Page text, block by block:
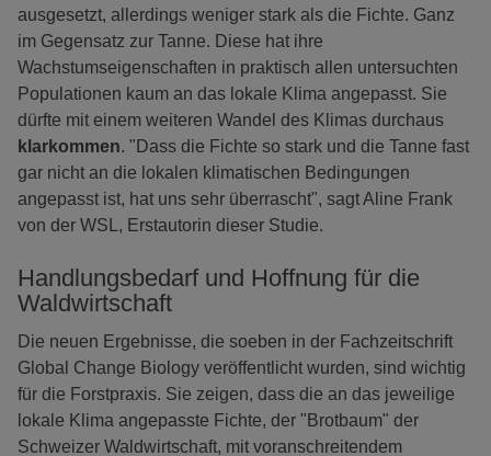
ausgesetzt, allerdings weniger stark als die Fichte. Ganz
im Gegensatz zur Tanne. Diese hat ihre
Wachstumseigenschaften in praktisch allen untersuchten
Populationen kaum an das lokale Klima angepasst. Sie
dürfte mit einem weiteren Wandel des Klimas durchaus
klarkommen. "Dass die Fichte so stark und die Tanne fast
gar nicht an die lokalen klimatischen Bedingungen
angepasst ist, hat uns sehr überrascht", sagt Aline Frank
von der WSL, Erstautorin dieser Studie.
Handlungsbedarf und Hoffnung für die
Waldwirtschaft
Die neuen Ergebnisse, die soeben in der Fachzeitschrift
Global Change Biology veröffentlicht wurden, sind wichtig
für die Forstpraxis. Sie zeigen, dass die an das jeweilige
lokale Klima angepasste Fichte, der "Brotbaum" der
Schweizer Waldwirtschaft, mit voranschreitendem